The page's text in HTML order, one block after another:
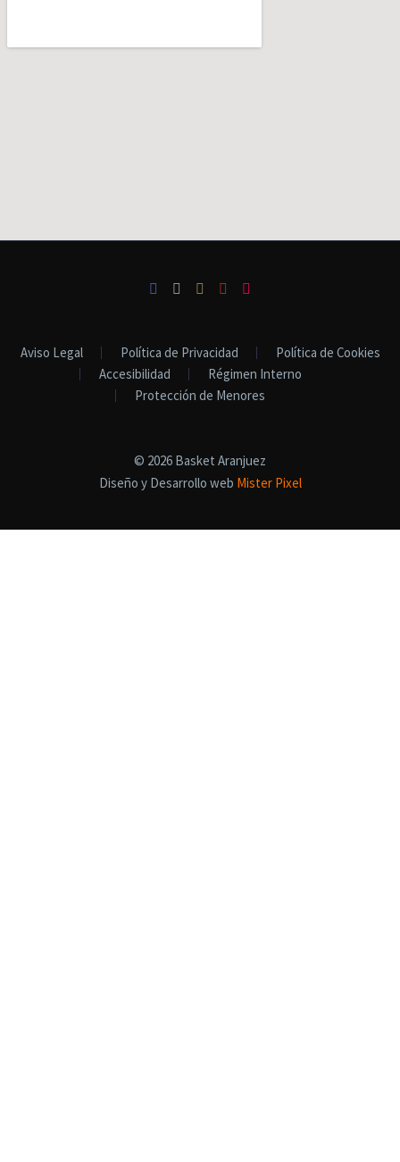
Aviso Legal Política de Privacidad
Política de Cookies
Accesibilidad
Régimen Interno
Protección de Menores
© 2026 Basket Aranjuez
Diseño y Desarrollo web Mister Pixel